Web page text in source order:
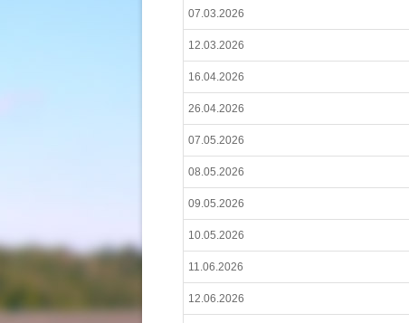
07.03.2026
12.03.2026
16.04.2026
26.04.2026
07.05.2026
08.05.2026
09.05.2026
10.05.2026
11.06.2026
12.06.2026